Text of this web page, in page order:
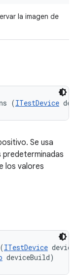
la imagen de
(ITestDevice
Se usa
predeterminadas
los valores
ITestDevice
deviceBuild)